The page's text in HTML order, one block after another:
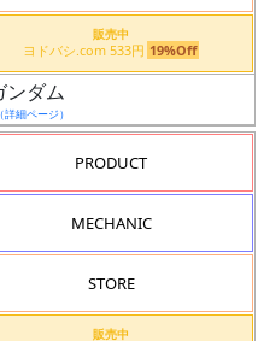
販売中
ヨドバシ.com 533円 19%Off
ンダム
（詳細ページ）
PRODUCT
MECHANIC
STORE
販売中